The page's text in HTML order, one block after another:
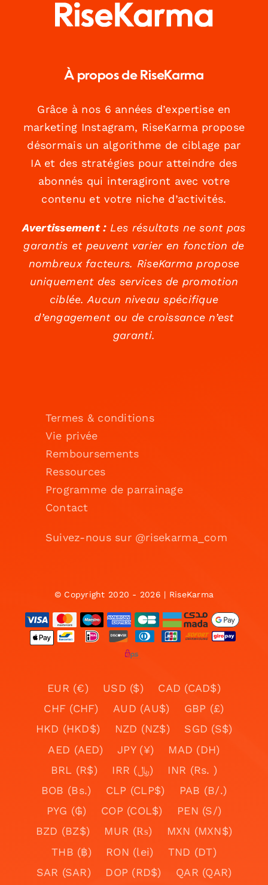
À propos de RiseKarma
Grâce à nos 6 années d’expertise en
marketing Instagram, RiseKarma propose
désormais un algorithme de ciblage par
IA et des stratégies pour atteindre des
abonnés qui interagiront avec votre
contenu et votre niche d’activités.
Avertissement :Les résultats ne sont pas
garantis et peuvent varier en fonction de
nombreux facteurs. RiseKarma propose
uniquement des services de promotion
ciblée. Aucun niveau spécifique
d’engagement ou de croissance n’est
garanti.
Termes & conditions
Vie privée
Remboursements
Ressources
Programme de parrainage
Contact
Suivez-nous sur @risekarma_com
© Copyright 2020 - 2026 | RiseKarma
EUR (€) USD ($)
CAD (CAD$)
CHF (CHF)
AUD (AU$)
GBP (£)
HKD (HKD$)
NZD (NZ$)
SGD (S$)
AED (AED)
JPY (¥)
MAD (DH)
BRL (R$)
IRR (﷼)
INR (Rs. )
BOB (Bs.)
CLP (CLP$)
PAB (B/.)
PYG (₲)
COP (COL$)
PEN (S/)
BZD (BZ$)
MUR (₨)
MXN (MXN$)
THB (฿)
RON (lei)
TND (DT)
SAR (SAR)
DOP (RD$)
QAR (QAR)